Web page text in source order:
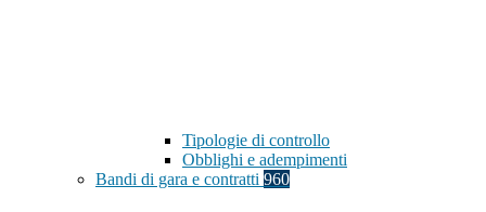
Tipologie di controllo
Obblighi e adempimenti
Bandi di gara e contratti 960